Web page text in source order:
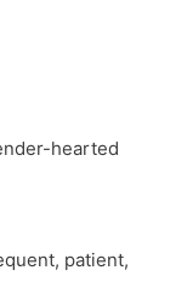
hearted
patient,